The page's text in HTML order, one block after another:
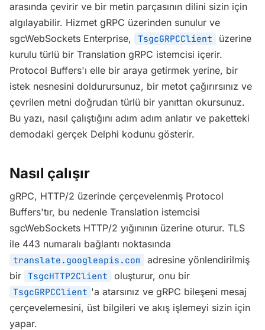
arasında çevirir ve bir metin parçasının dilini sizin için
algılayabilir. Hizmet gRPC üzerinden sunulur ve
sgcWebSockets Enterprise,
TsgcGRPCClient
üzerine
kurulu türlü bir Translation gRPC istemcisi içerir.
Protocol Buffers'ı elle bir araya getirmek yerine, bir
istek nesnesini doldurursunuz, bir metot çağırırsınız ve
çevrilen metni doğrudan türlü bir yanıttan okursunuz.
Bu yazı, nasıl çalıştığını adım adım anlatır ve paketteki
demodaki gerçek Delphi kodunu gösterir.
Nasıl çalışır
gRPC, HTTP/2 üzerinde çerçevelenmiş Protocol
Buffers'tır, bu nedenle Translation istemcisi
sgcWebSockets HTTP/2 yığınının üzerine oturur. TLS
ile 443 numaralı bağlantı noktasında
translate.googleapis.com
adresine yönlendirilmiş
bir TsgcHTTP2Client oluşturur, onu bir
TsgcGRPCClient 'a atarsınız ve gRPC bileşeni mesaj
çerçevelemesini, üst bilgileri ve akış işlemeyi sizin için
yapar.